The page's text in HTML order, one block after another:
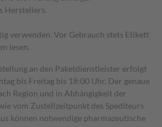
Herstellers.
verwenden. Vor Gebrauch stets Etikett
lesen.
an den Paketdienstleister erfolgt
bis Freitag bis 18:00 Uhr. Der genaue
Region und in Abhängigkeit der
vom Zustellzeitpunkt des Spediteurs
können notwendige pharmazeutische